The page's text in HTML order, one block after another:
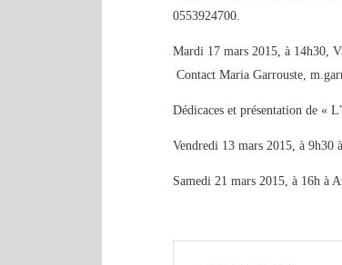
0553924700.
Mardi 17 mars 2015, à 14h30,
Contact Maria Garrouste,
Dédicaces et présentation de «
Vendredi 13 mars 2015, à 9h30
Samedi 21 mars 2015, à 16h à